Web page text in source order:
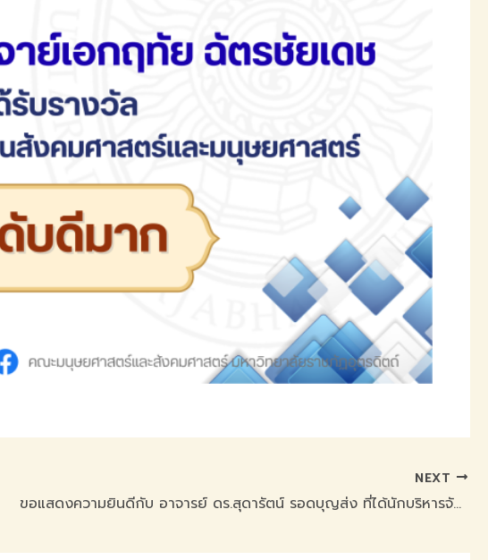
NEXT
ขอแสดงความยินดีกับ อาจารย์ ดร.สุดารัตน์ รอดบุญส่ง ที่ได้นักบริหารจัดการงานวิจัยดีเด่น”ระดับดีมาก”